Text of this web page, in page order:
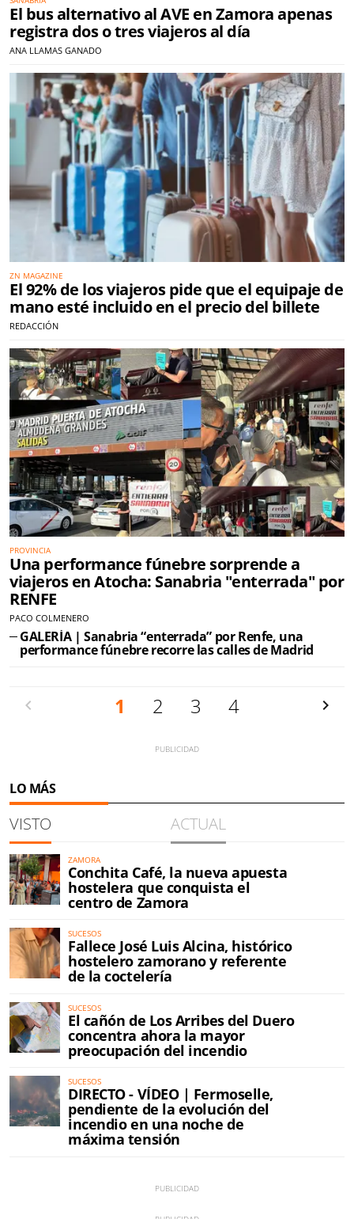
El bus alternativo al AVE en Zamora apenas
registra dos o tres viajeros al día
ANA LLAMAS GANADO
ZN MAGAZINE
El 92% de los viajeros pide que el equipaje de
mano esté incluido en el precio del billete
REDACCIÓN
PROVINCIA
Una performance fúnebre sorprende a
viajeros en Atocha: Sanabria "enterrada" por
RENFE
PACO COLMENERO
GALERÍA | Sanabria “enterrada” por Renfe, una
performance fúnebre recorre las calles de Madrid
1 2 3 4
LO MÁS
VISTO ACTUAL
ZAMORA
Conchita Café, la nueva apuesta
hostelera que conquista el
centro de Zamora
SUCESOS
Fallece José Luis Alcina, histórico
hostelero zamorano y referente
de la coctelería
SUCESOS
El cañón de Los Arribes del Duero
concentra ahora la mayor
preocupación del incendio
SUCESOS
DIRECTO - VÍDEO | Fermoselle,
pendiente de la evolución del
incendio en una noche de
máxima tensión